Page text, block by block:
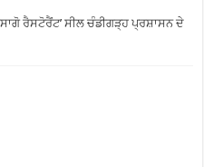
ਰੈਸਟੋਰੈਂਟ’ ਸੀਲ ਚੰਡੀਗੜ੍ਹ ਪ੍ਰਸ਼ਾਸਨ ਦੇ